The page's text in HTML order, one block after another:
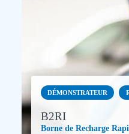
DÉMONSTRATEUR
B2RI
Borne de Recharge